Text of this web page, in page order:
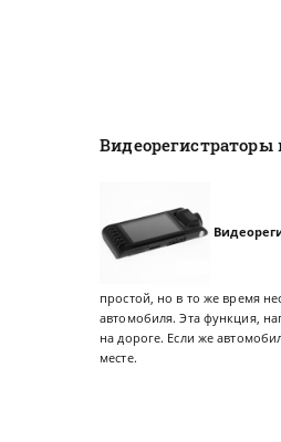
Видеорегистраторы
простой, но в то же время
автомобиля. Эта функция,
на дороге. Если же
месте.